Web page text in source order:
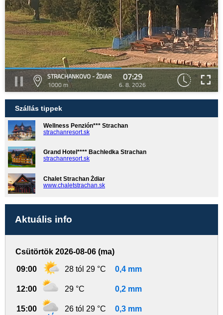
STRACHANKOVO - ŽDIAR
1000 m
07:29
6. 8. 2026
Szállás tippek
Wellness Penzión*** Strachan
strachanresort.sk
Grand Hotel**** Bachledka Strachan
strachanresort.sk
Chalet Strachan Ždiar
www.chaletstrachan.sk
Aktuális info
Csütörtök 2026-08-06 (ma)
09:00 28 tól 29 °C 0,4 mm
12:00 29 °C 0,2 mm
15:00 26 tól 29 °C 0,3 mm